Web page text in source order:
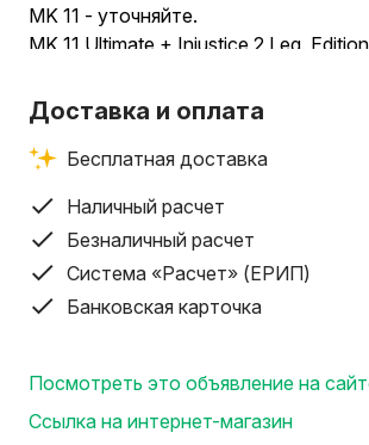
MK 11 - уточняйте.
MK 11 Ultimate + Injustice 2 Leg. Edition -
• Стоимость для Playstation
MK 11 Ultimate
MK 11
Подходит для консолей Playstation
• Возможно оформление других игр
•••
•••
Доставка и оплата
Бесплатная доставка
Наличный расчет
Безналичный расчет
Система «Расчет» (ЕРИП)
Банковская карточка
Посмотреть это объявление на
Ссылка на интернет-магазин